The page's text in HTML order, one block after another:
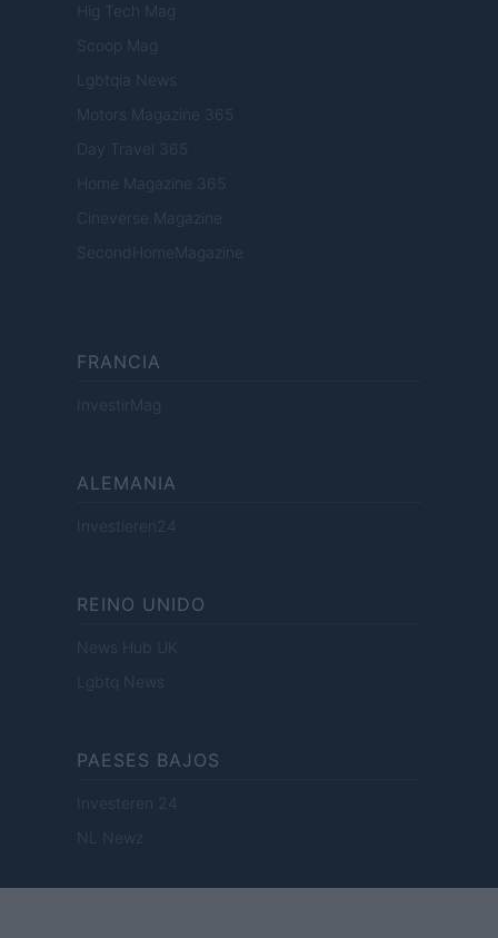
Hig Tech Mag
Scoop Mag
Lgbtqia News
Motors Magazine 365
Day Travel 365
Home Magazine 365
Cineverse Magazine
SecondHomeMagazine
FRANCIA
InvestirMag
ALEMANIA
Investieren24
REINO UNIDO
News Hub UK
Lgbtq News
PAESES BAJOS
Investeren 24
NL Newz